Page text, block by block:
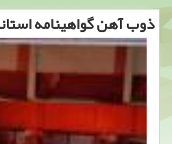
ذوب آهن گواهینامه